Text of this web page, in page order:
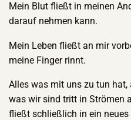
Mein Blut fließt in meinen
darauf nehmen kann.
Mein Leben fließt an mir
meine Finger rinnt.
Alles was mit uns zu tun
was wir sind tritt in Strömen
fließt schließlich in ein neues